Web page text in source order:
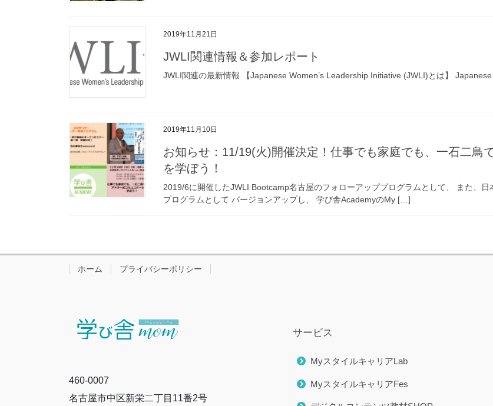
2019年11月21日
JWLI関連情報＆参加レポート
JWLI関連の最新情報 【Japanese Women’s Leadership Initiative (JWLI)とは】
2019年11月10日
お知らせ：11/19(火)開催決定！仕事でも家庭でも、一石二鳥
を学ぼう！
2019/6に開催したJWLI Bootcamp名古屋のフォローアッププログラムとして、 また、
プログラムとして バージョンアップし、 学び舎AcademyのMy […]
ホーム プライバシーポリシー
460-0007
名古屋市中区新栄二丁目11番2号
サービス
MyスタイルキャリアLab
MyスタイルキャリアFes